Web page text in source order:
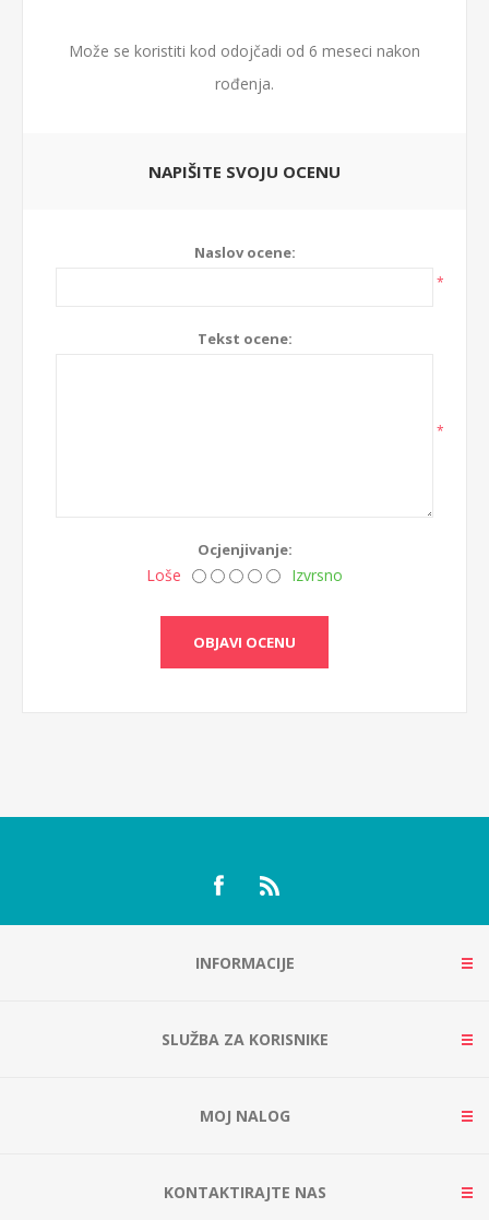
Može se koristiti kod odojčadi od 6 meseci nakon
rođenja.
NAPIŠITE SVOJU OCENU
Naslov ocene:
*
Tekst ocene:
*
Ocjenjivanje:
Loše Izvrsno
OBJAVI OCENU
INFORMACIJE
SLUŽBA ZA KORISNIKE
MOJ NALOG
KONTAKTIRAJTE NAS